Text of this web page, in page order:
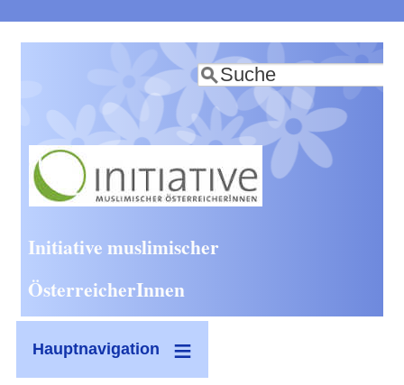
zum
Inhalt
Suche
Initiative muslimischer
ÖsterreicherInnen
Hauptnavigation